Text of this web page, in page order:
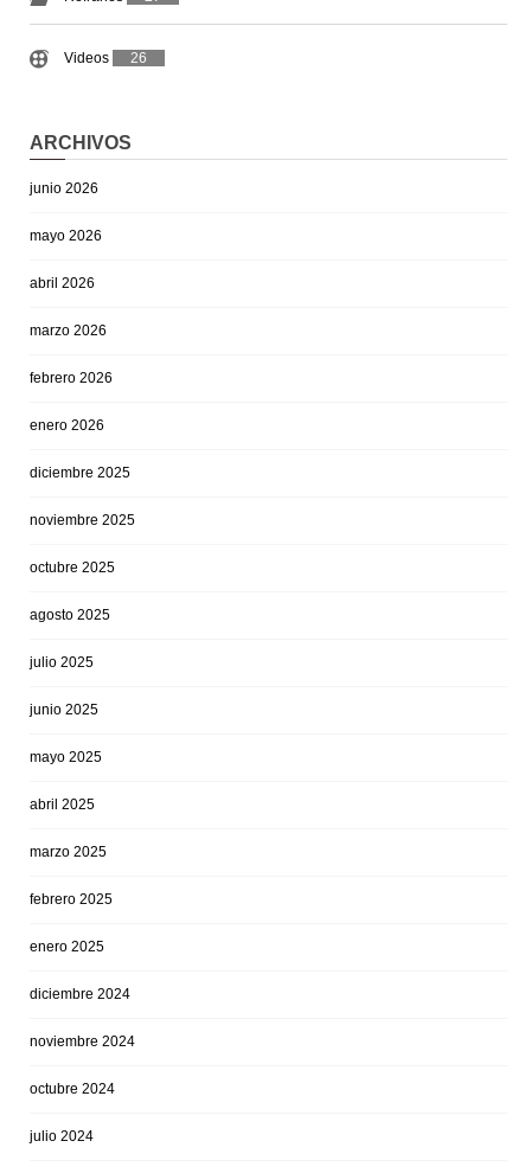
Videos 26
ARCHIVOS
junio 2026
mayo 2026
abril 2026
marzo 2026
febrero 2026
enero 2026
diciembre 2025
noviembre 2025
octubre 2025
agosto 2025
julio 2025
junio 2025
mayo 2025
abril 2025
marzo 2025
febrero 2025
enero 2025
diciembre 2024
noviembre 2024
octubre 2024
julio 2024